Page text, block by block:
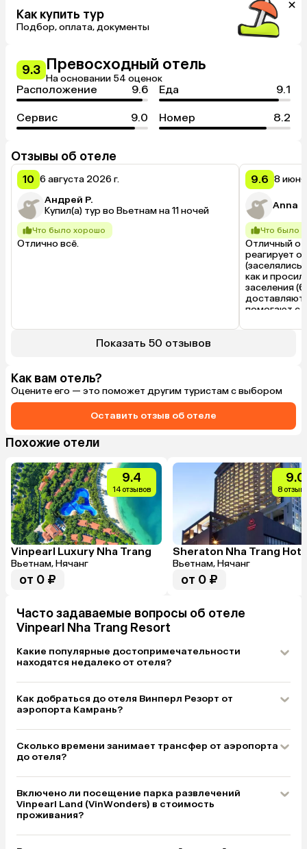
Как купить тур
Подбор, оплата, документы
9.3 Превосходный отель
На основании 54 оценок
Расположение 9.6 Еда 9.1
Сервис 9.0 Номер 8.2
Отзывы об отеле
10 6 августа 2026 г.
Андрей Р.
Купил(а) тур во Вьетнам на 11 ночей
Что было хорошо
Отлично всё.
9.6 8
Anna
Что было
Отличный
реагирует
как и
заселения
доставляют
помогают с
В
Показать 50 отзывов
Как вам отель?
Оцените его — это поможет другим туристам с выбором
Оставить отзыв об отеле
Похожие отели
9.4
14 отзывов
Vinpearl Luxury Nha Trang
Вьетнам, Нячанг
от 0 ₽
9.0
8
Вьетнам, Нячанг
от 0 ₽
Часто задаваемые вопросы об отеле
Vinpearl Nha Trang Resort
Какие популярные достопримечательности
находятся недалеко от отеля?
Как добраться до отеля Винперл Резорт от
аэропорта Камрань?
Сколько времени занимает трансфер от аэропорта
до отеля?
Включено ли посещение парка развлечений
Vinpearl Land (VinWonders) в стоимость
проживания?